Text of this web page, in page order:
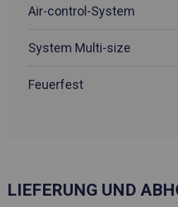
Air-control-System
System Multi-size
Feuerfest
LIEFERUNG UND